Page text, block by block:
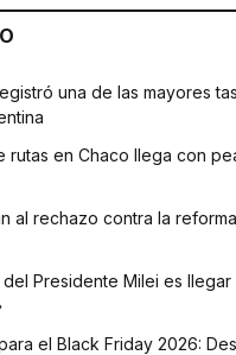
una de las mayores
rutas en Chaco llega con
al rechazo contra la
Presidente Milei es llegar
el Black Friday 2026: